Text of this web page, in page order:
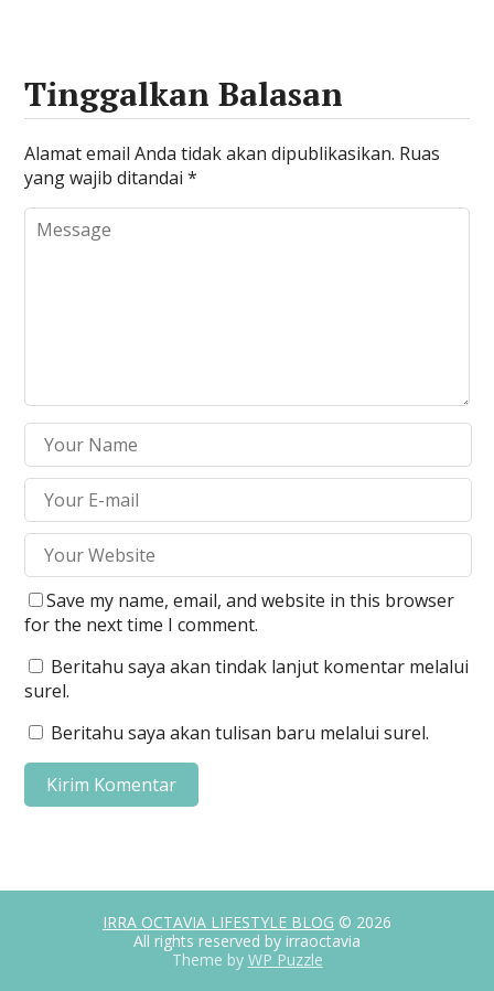
Tinggalkan Balasan
Alamat email Anda tidak akan dipublikasikan. Ruas
yang wajib ditandai*
Save my name, email, and website in this browser
for the next time I comment.
Beritahu saya akan tindak lanjut komentar melalui
surel.
Beritahu saya akan tulisan baru melalui surel.
IRRA OCTAVIA LIFESTYLE BLOG © 2026
All rights reserved by irraoctavia
Theme by WP Puzzle